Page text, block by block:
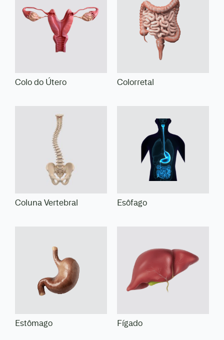
Colo do Útero Colorretal
Coluna Vertebral Esôfago
Estômago Fígado